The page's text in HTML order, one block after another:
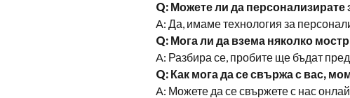
Q: Можете ли да персонализирате
A: Да, имаме технология за
Q: Мога ли да взема няколко
A: Разбира се, пробите ще бъдат
Q: Как мога да се свържа с вас,
A: Можете да се свържете с нас